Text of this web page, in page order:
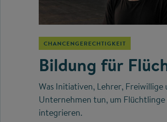
CHANCENGERECHTIGKEIT
Bildung für
Was Initiativen, Lehrer, Freiwillige
Unternehmen tun, um Flüchtlinge
integrieren.